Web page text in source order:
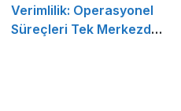
Verimlilik: Operasyonel
Süreçleri Tek Merkezden